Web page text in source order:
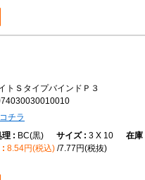
トＳタイプバインドＰ３
チラ
BC(黒) 3 X 10
8.54円(税込) 7.77円(税抜)